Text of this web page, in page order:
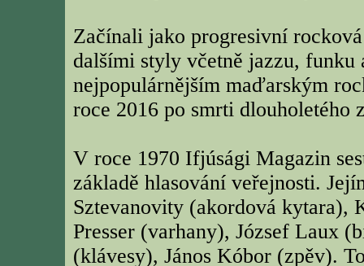
Začínali jako progresivní
dalšími styly včetně jazzu,
nejpopulárnějším maďarským
roce 2016 po smrti dlouholetého
V roce 1970 Ifjúsági Magazin
základě hlasování veřejnosti.
Sztevanovity (akordová kytara),
Presser (varhany), József Laux
(klávesy), János Kóbor (zpěv).